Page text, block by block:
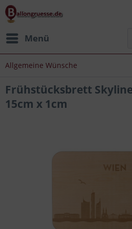
Menü
Allgemeine Wünsche
Frühstücksbrett
15cm x 1cm